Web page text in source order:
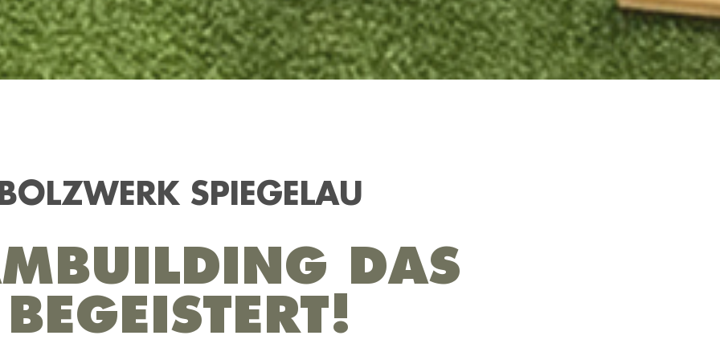
SPIEGELAU
DAS
BEGEISTERT!